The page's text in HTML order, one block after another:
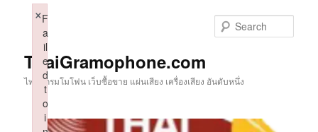
ThaiGramophone.com
ไทยแกรมโมโฟน เว็บซื้อขาย แผ่นเสียง เครื่องเสียง อันดับหนึ่ง
F
a
il
e
d
t
o
i
×